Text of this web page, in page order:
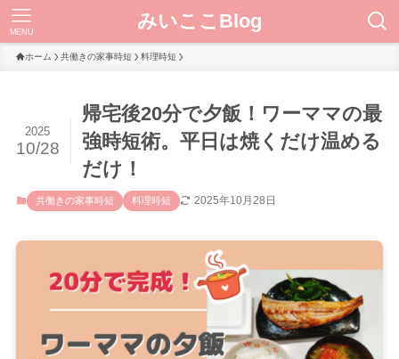
みいここBlog
MENU
ホーム 共働きの家事時短 料理時短
帰宅後20分で夕飯！ワーママの最
強時短術。平日は焼くだけ温める
だけ！
2025
10/28
共働きの家事時短 料理時短 2025年10月28日